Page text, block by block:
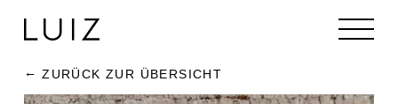
ZURÜCK ZUR ÜBERSICHT